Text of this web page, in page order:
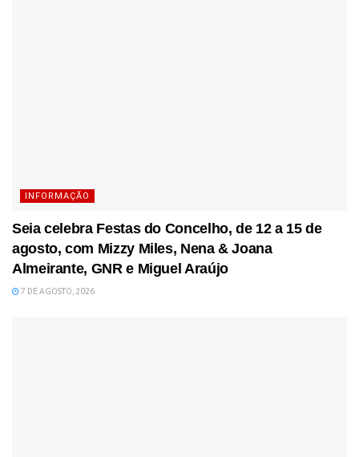
INFORMAÇÃO
Seia celebra Festas do Concelho, de 12 a 15 de
agosto, com Mizzy Miles, Nena & Joana
Almeirante, GNR e Miguel Araújo
7 DE AGOSTO, 2026